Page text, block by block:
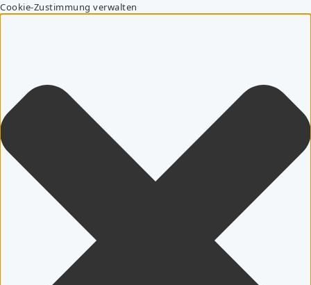
Cookie-Zustimmung verwalten